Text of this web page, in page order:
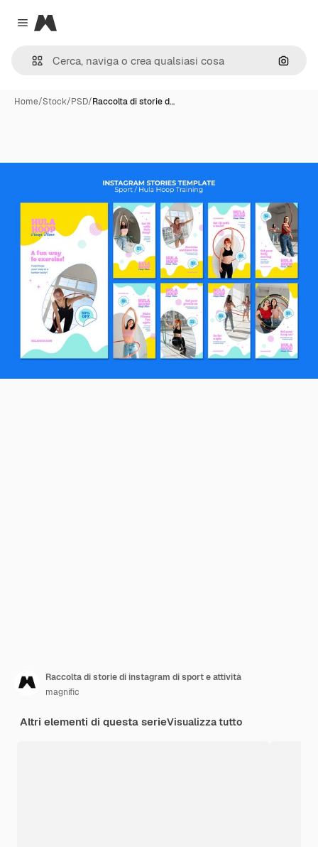
Close menu
Magnific
Cerca
Home/Stock/PSD/Raccolta di storie d…
Raccolta di storie di instagram di sport e attività
magnific
Altri elementi di questa serieVisualizza tutto